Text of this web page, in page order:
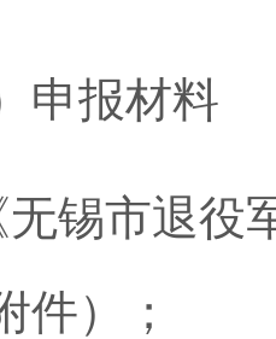
报材料
市退役军
件）；